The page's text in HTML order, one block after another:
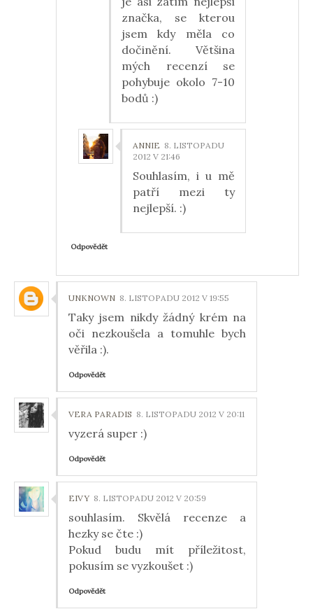
značka, se kterou
jsem kdy měla co
dočinění. Většina
mých recenzí se
pohybuje okolo 7-10
bodů :)
ANNIE 8. LISTOPADU
2012 V 21:46
Souhlasím, i u mě
patří mezi ty
nejlepší. :)
Odpovědět
UNKNOWN 8. LISTOPADU 2012 V 19:55
Taky jsem nikdy žádný krém na
oči nezkoušela a tomuhle bych
věřila :).
Odpovědět
VERA PARADIS 8. LISTOPADU 2012 V 20:11
vyzerá super :)
Odpovědět
EIVY 8. LISTOPADU 2012 V 20:59
souhlasím. Skvělá recenze a
hezky se čte :)
Pokud budu mít příležitost,
pokusím se vyzkoušet :)
Odpovědět